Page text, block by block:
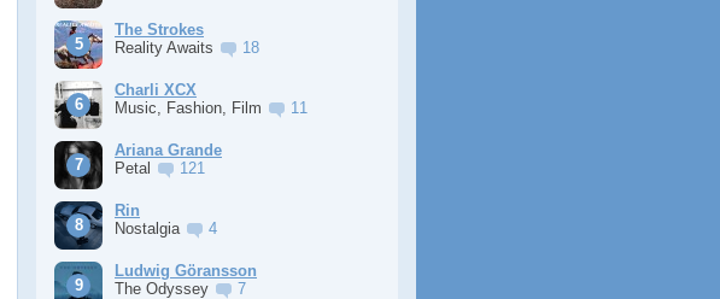
The Strokes
Reality Awaits
18
Charli XCX
Music, Fashion, Film
11
Ariana Grande
Petal
121
Rin
Nostalgia
4
Ludwig Göransson
The Odyssey
7